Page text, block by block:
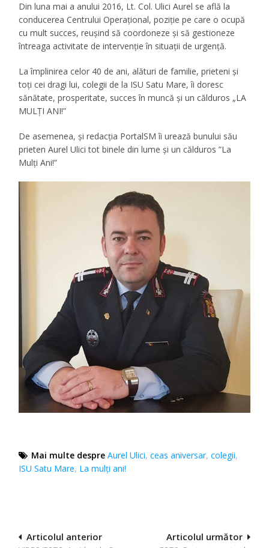
Din luna mai a anului 2016, Lt. Col. Ulici Aurel se află la
conducerea Centrului Operaţional, poziţie pe care o ocupă
cu mult succes, reuşind să coordoneze şi să gestioneze
întreaga activitate de intervenţie în situaţii de urgenţă.
La împlinirea celor 40 de ani, alături de familie, prieteni şi
toţi cei dragi lui, colegii de la ISU Satu Mare, îi doresc
sănătate, prosperitate, succes în muncă şi un călduros „LA
MULŢI ANI!”
De asemenea, și redacția PortalSM îi urează bunului său
prieten Aurel Ulici tot binele din lume și un călduros ”La
Mulți Ani!”
Mai multe despre Aurel Ulici,ceas aniversar,colegii,
ISU Satu Mare, La mulţi ani!
Navigare
Articolul următor
Articolul anterior